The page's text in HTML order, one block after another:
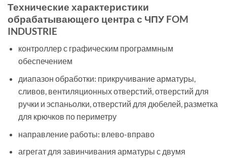
Технические характеристики
обрабатывающего центра с ЧПУ FOM
INDUSTRIE
контроллер с графическим программным
обеспечением
диапазон обработки: прикручивание арматуры,
сливов, вентиляционных отверстий, отверстий для
ручки и эспаньолки, отверстий для дюбелей, разметка
для крючков по периметру
направление работы: влево-вправо
агрегат для завинчивания арматуры с двумя